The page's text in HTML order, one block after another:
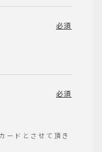
必須
必須
ードとさせて頂き